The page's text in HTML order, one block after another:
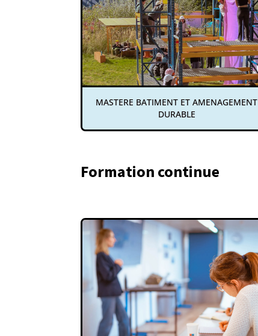
MASTERE BATIMENT ET AMENAGEMENT
DURABLE
Formation continue